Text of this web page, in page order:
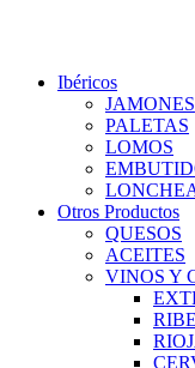
Ibéricos
JAMONES
PALETAS
LOMOS
Otros Productos
QUESOS
ACEITES
VINOS Y